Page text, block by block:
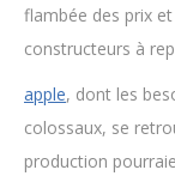
flambée des prix
constructeurs à
apple, dont les
colossaux, se
production